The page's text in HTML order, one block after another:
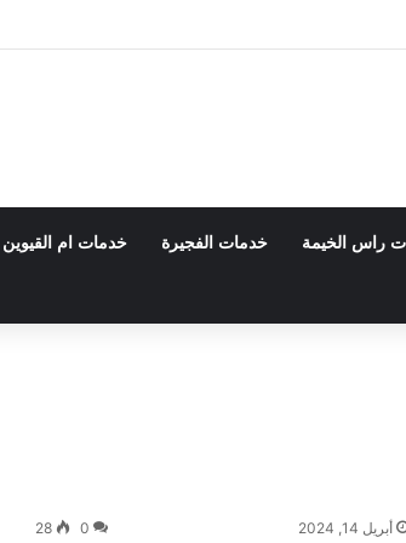
راس الخيمة خدمات الفجيرة خدمات ام القيوين
أبريل 14, 2024 0
28